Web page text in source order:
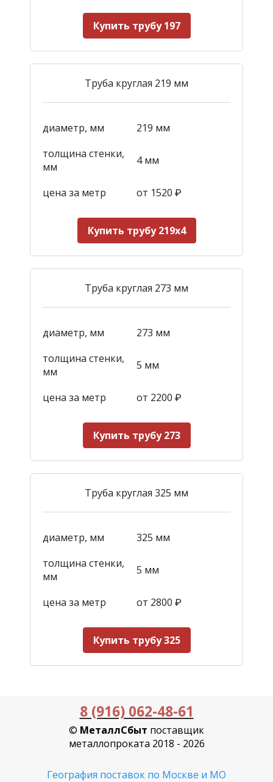
Купить трубу 197
Труба круглая 219 мм
диаметр, мм
219 мм
толщина стенки,
мм
4 мм
цена за метр от 1520 ₽
Купить трубу 219х4
Труба круглая 273 мм
диаметр, мм
273 мм
толщина стенки,
мм
5 мм
цена за метр от 2200 ₽
Купить трубу 273
Труба круглая 325 мм
диаметр, мм
325 мм
толщина стенки,
мм
5 мм
цена за метр от 2800 ₽
Купить трубу 325
8 (916) 062-48-61
© МеталлСбыт поставщик
металлопроката 2018 - 2026
География поставок по Москве и МО